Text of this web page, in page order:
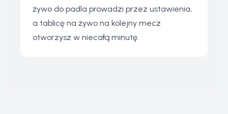
żywo do padla prowadzi przez ustawienia,
a tablicę na żywo na kolejny mecz
otworzysz w niecałą minutę.